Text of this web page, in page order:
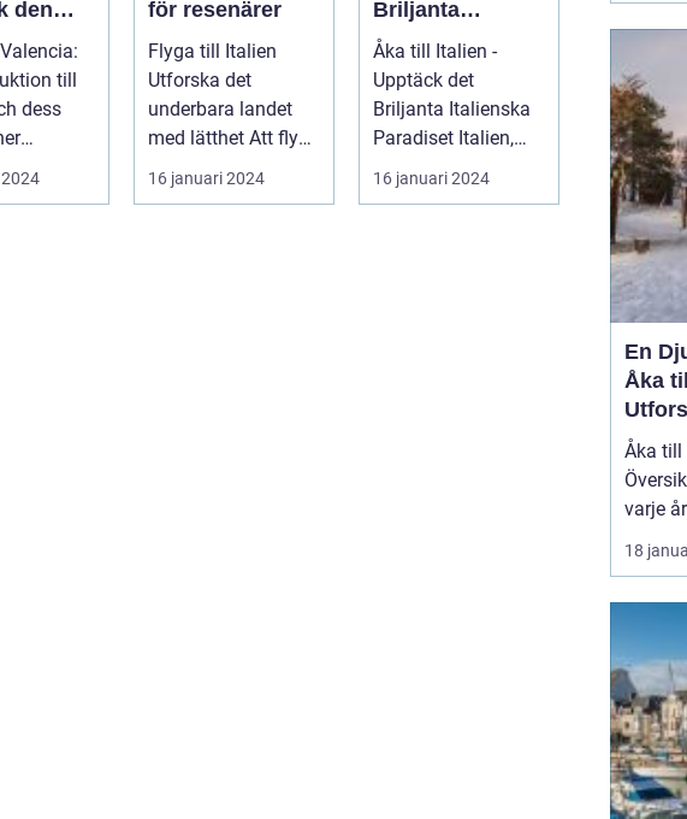
den
sin
och
till
dess
tredje
för resenärer
Flyga till Italien
Utforska det
underbara landet
med lätthet Att flyga
till Italien är ett
fantast...
16 januari 2024
Briljanta
Italienska
Paradiset
Åka till Italien -
Upptäck det
Briljanta Italienska
Paradiset Italien,
känt för sin rika
historia, ...
16 januari 2024
En
Åka
Åka till
Översikt Spanien
varje
klimat
något
eft...
18